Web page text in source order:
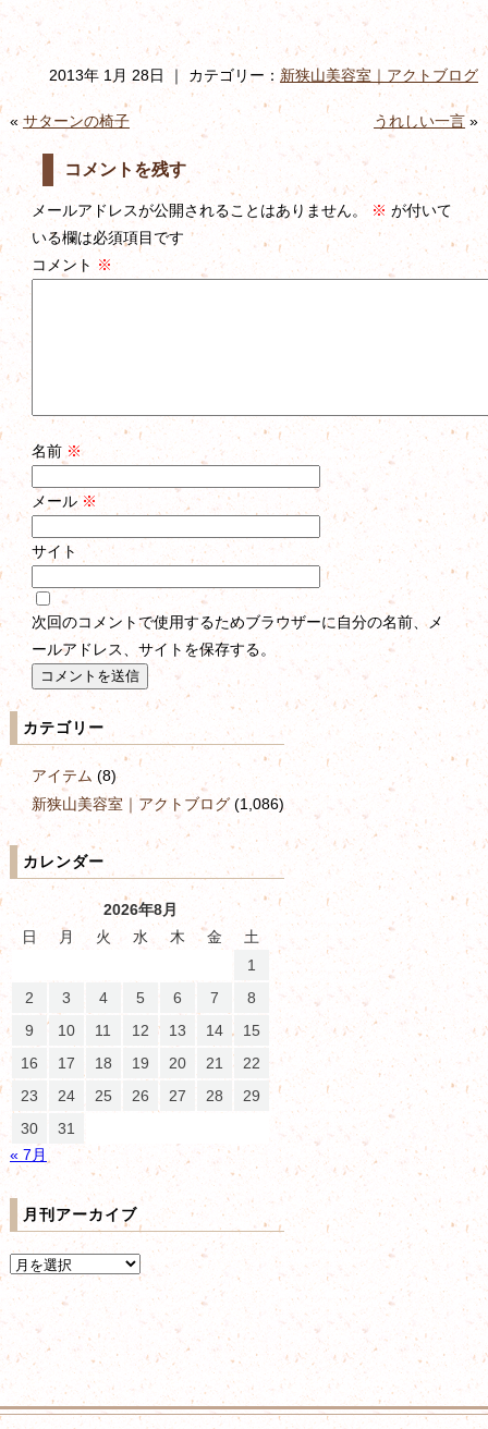
2013年 1月 28日 ｜ カテゴリー： 新狭山美容室｜アクトブログ
«サターンの椅子 うれしい一言 »
コメントを残す
メールアドレスが公開されることはありません。 ※ が付いて
いる欄は必須項目です
コメント ※
名前 ※
メール※
サイト
次回のコメントで使用するためブラウザーに自分の名前、メ
ールアドレス、サイトを保存する。
カテゴリー
アイテム (8)
新狭山美容室｜アクトブログ(1,086)
カレンダー
2026年8月
日
月 火 水 木 金
土
1
2
3 4 5 6 7
8
9
10 11 12 13 14
15
16
17 18 19 20 21
22
23
24 25 26 27 28
29
30
31
« 7月
月刊アーカイブ